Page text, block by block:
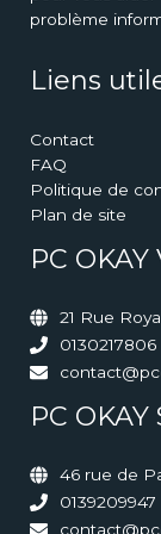
problème
Liens
Contact
FAQ
Politique de
Plan de site
PC
21 Rue
0130217806
PC
46 rue de
0139209947